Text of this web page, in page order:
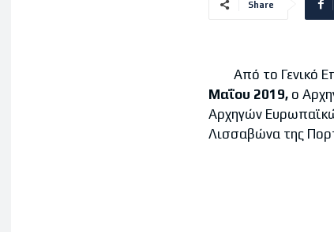
Share
Από το Γενικό
Μαΐου 2019, ο
Αρχηγών
Λισσαβώνα της